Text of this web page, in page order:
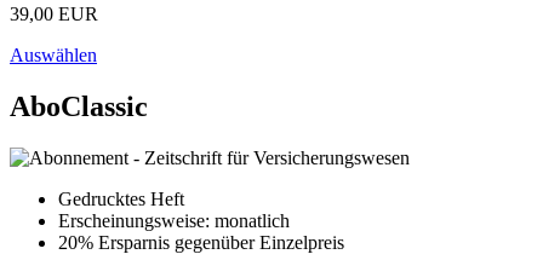
39,00 EUR
Auswählen
AboClassic
Gedrucktes Heft
Erscheinungsweise: monatlich
20% Ersparnis gegenüber Einzelpreis